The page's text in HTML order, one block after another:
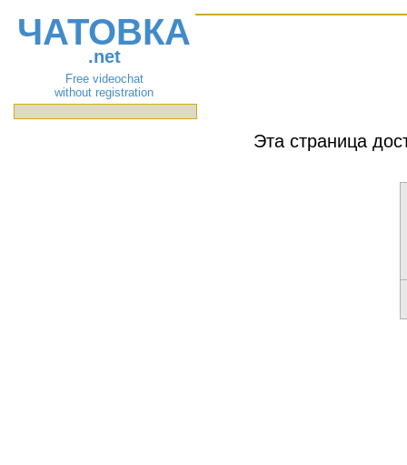
ЧАТОВКА
.net
Free videochat
without registration
Эта страница